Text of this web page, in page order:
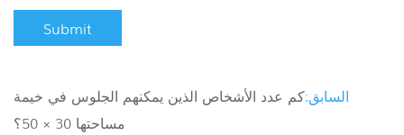
السابق:كم عدد الأشخاص الذين يمكنهم الجلوس في خيمة
مساحتها 30 × 50؟